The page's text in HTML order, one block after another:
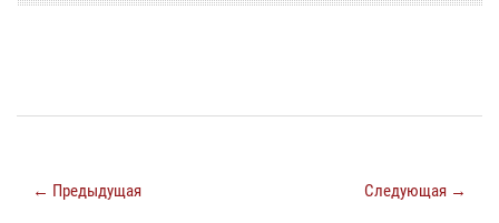
← Предыдущая Следующая →